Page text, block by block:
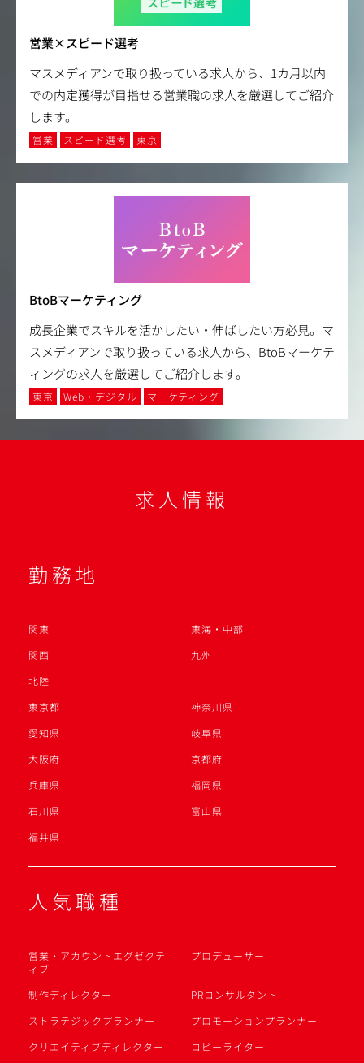
営業×スピード選考
マスメディアンで取り扱っている求人から、1カ月以内
での内定獲得が目指せる営業職の求人を厳選してご紹介
します。
営業 スピード選考 東京
BtoBマーケティング
成長企業でスキルを活かしたい・伸ばしたい方必見。マ
スメディアンで取り扱っている求人から、BtoBマーケテ
ィングの求人を厳選してご紹介します。
東京 Web・デジタル マーケティング
求人情報
勤務地
関東
東海・中部
関西
九州
北陸
東京都
神奈川県
愛知県
岐阜県
大阪府
京都府
兵庫県
福岡県
石川県
富山県
福井県
人気職種
営業・アカウントエグゼクテ
ィブ
プロデューサー
制作ディレクター
PRコンサルタント
ストラテジックプランナー
プロモーションプランナー
クリエイティブディレクター
コピーライター